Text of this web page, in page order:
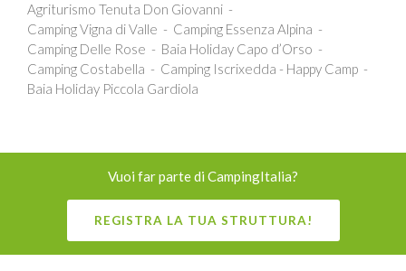
Agriturismo Tenuta Don Giovanni
Camping Vigna di Valle
Camping Essenza Alpina
Camping Delle Rose
Baia Holiday Capo d’Orso
Camping Costabella
Camping Iscrixedda - Happy Camp
Baia Holiday Piccola Gardiola
Vuoi far parte di CampingItalia?
REGISTRA LA TUA STRUTTURA!